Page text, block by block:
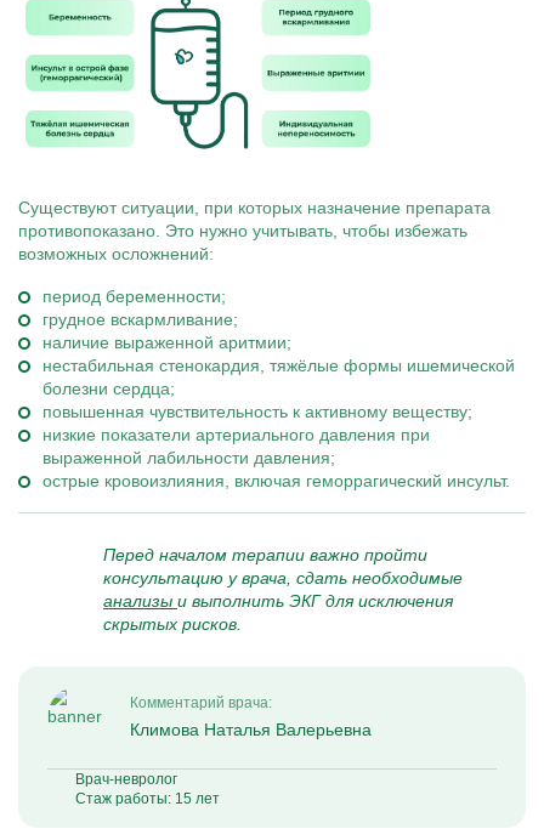
Существуют ситуации, при которых назначение препарата
противопоказано. Это нужно учитывать, чтобы избежать
возможных осложнений:
период беременности;
грудное вскармливание;
наличие выраженной аритмии;
нестабильная стенокардия, тяжёлые формы ишемической
болезни сердца;
повышенная чувствительность к активному веществу;
низкие показатели артериального давления при
выраженной лабильности давления;
острые кровоизлияния, включая геморрагический инсульт.
Перед началом терапии важно пройти
консультацию у врача, сдать необходимые
анализы и выполнить ЭКГ для исключения
скрытых рисков.
Комментарий врача:
Климова Наталья Валерьевна
Врач-невролог
Стаж работы: 15 лет